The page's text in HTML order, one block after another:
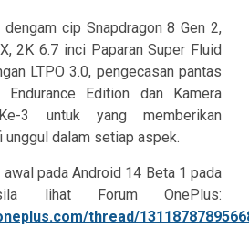
cip Snapdragon 8 Gen 2,
2K 6.7 inci Paparan Super Fluid
LTPO 3.0, pengecasan pantas
Endurance Edition dan Kamera
3 untuk yang memberikan
dalam setiap aspek.
pada Android 14 Beta 1 pada
lihat Forum OnePlus:
thread/